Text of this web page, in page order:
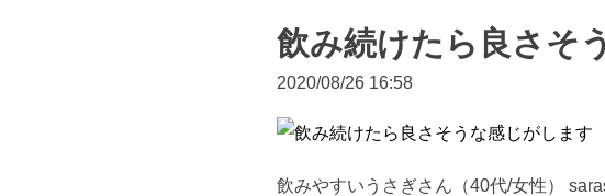
飲み続けたら良さそ
2020/08/26 16:58
飲みやすいうさぎさん（40代/女性）